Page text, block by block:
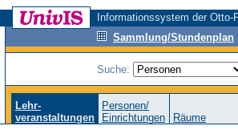
Informationssystem der
Sammlung/Stundenplan
Suche:
Lehr-
veranstaltungen
Personen/
Einrichtungen
Räume